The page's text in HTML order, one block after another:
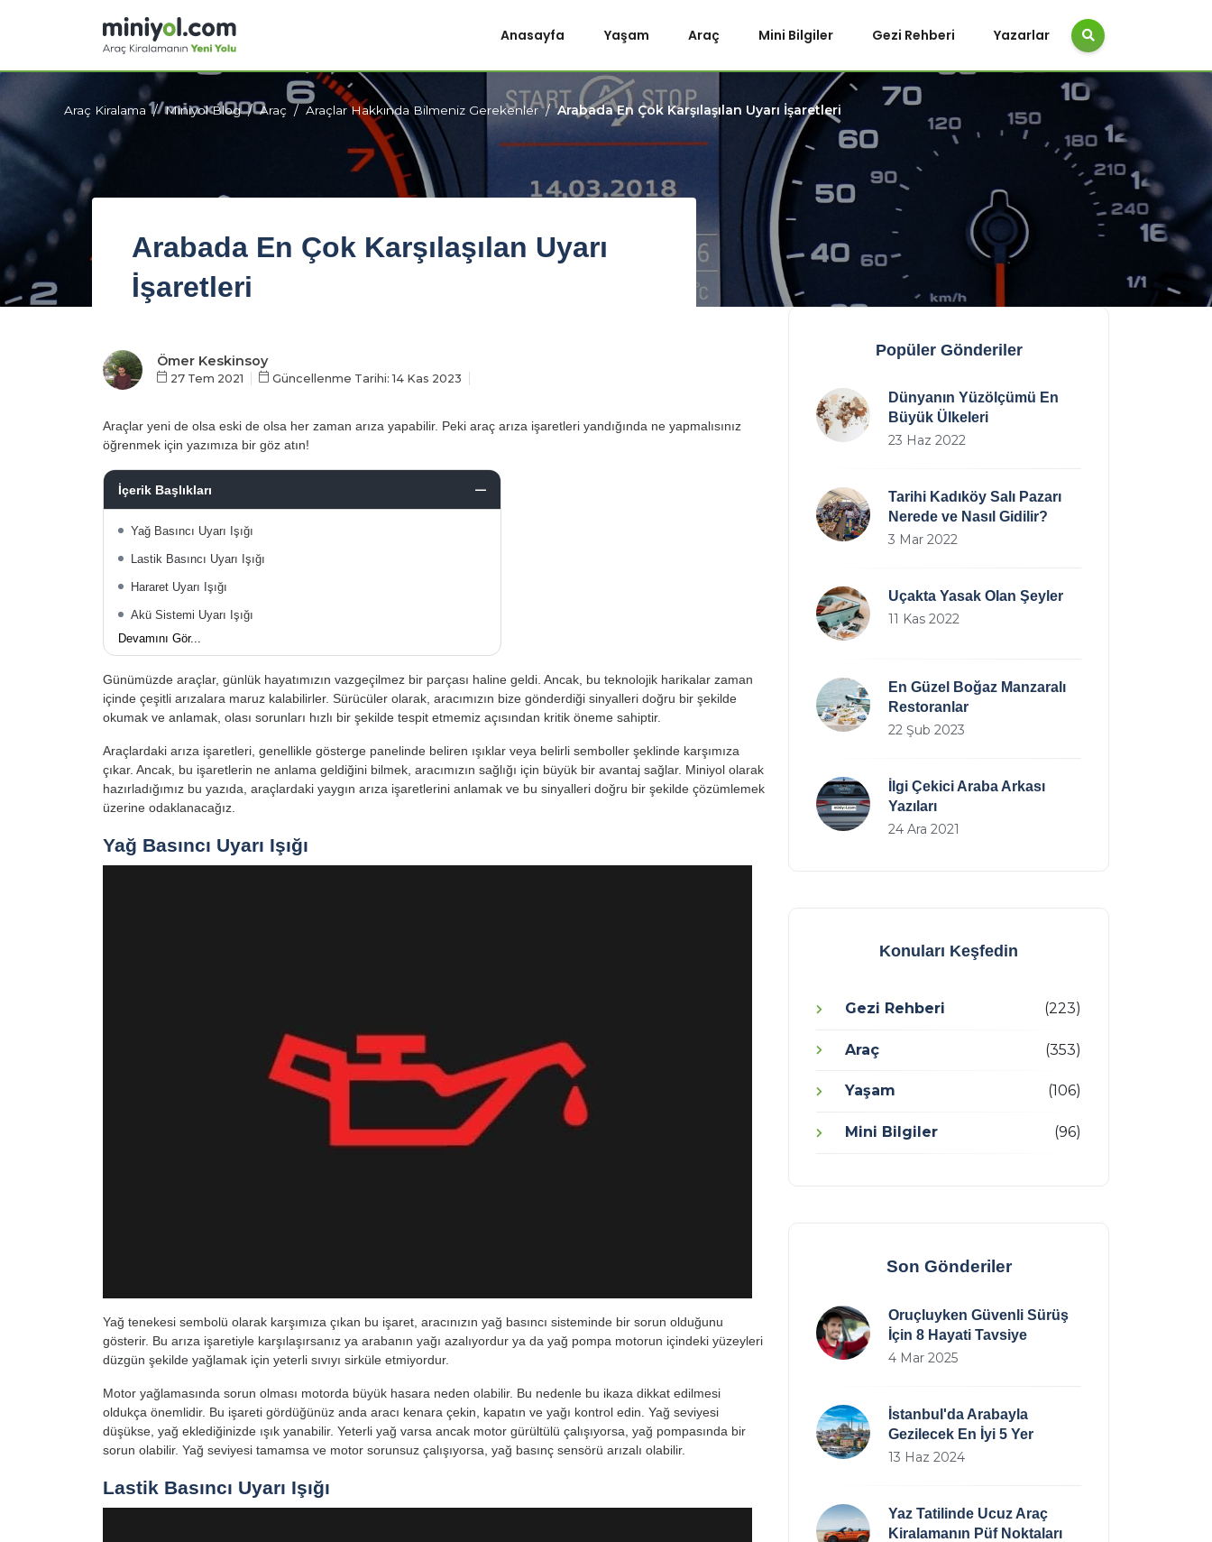
Anasayfa Yaşam Araç Mini Bilgiler Gezi Rehberi Yazarlar
Araç Kiralama Miniyol Blog Araç Araçlar Hakkında Bilmeniz Gerekenler Arabada En Çok Karşılaşılan Uyarı İşaretleri
Arabada En Çok Karşılaşılan Uyarı
İşaretleri
Ömer Keskinsoy
27 Tem 2021 Güncellenme Tarihi: 14 Kas 2023
Araçlar yeni de olsa eski de olsa her zaman arıza yapabilir. Peki araç arıza işaretleri yandığında ne yapmalısınız
öğrenmek için yazımıza bir göz atın!
İçerik Başlıkları
Yağ Basıncı Uyarı Işığı
Lastik Basıncı Uyarı Işığı
Hararet Uyarı Işığı
Akü Sistemi Uyarı Işığı
Devamını Gör...
Günümüzde araçlar, günlük hayatımızın vazgeçilmez bir parçası haline geldi. Ancak, bu teknolojik harikalar zaman
içinde çeşitli arızalara maruz kalabilirler. Sürücüler olarak, aracımızın bize gönderdiği sinyalleri doğru bir şekilde
okumak ve anlamak, olası sorunları hızlı bir şekilde tespit etmemiz açısından kritik öneme sahiptir.
Araçlardaki arıza işaretleri, genellikle gösterge panelinde beliren ışıklar veya belirli semboller şeklinde karşımıza
çıkar. Ancak, bu işaretlerin ne anlama geldiğini bilmek, aracımızın sağlığı için büyük bir avantaj sağlar. Miniyol olarak
hazırladığımız bu yazıda, araçlardaki yaygın arıza işaretlerini anlamak ve bu sinyalleri doğru bir şekilde çözümlemek
üzerine odaklanacağız.
Yağ Basıncı Uyarı Işığı
Yağ tenekesi sembolü olarak karşımıza çıkan bu işaret, aracınızın yağ basıncı sisteminde bir sorun olduğunu
gösterir. Bu arıza işaretiyle karşılaşırsanız ya arabanın yağı azalıyordur ya da yağ pompa motorun içindeki yüzeyleri
düzgün şekilde yağlamak için yeterli sıvıyı sirküle etmiyordur.
Motor yağlamasında sorun olması motorda büyük hasara neden olabilir. Bu nedenle bu ikaza dikkat edilmesi
oldukça önemlidir. Bu işareti gördüğünüz anda aracı kenara çekin, kapatın ve yağı kontrol edin. Yağ seviyesi
düşükse, yağ eklediğinizde ışık yanabilir. Yeterli yağ varsa ancak motor gürültülü çalışıyorsa, yağ pompasında bir
sorun olabilir. Yağ seviyesi tamamsa ve motor sorunsuz çalışıyorsa, yağ basınç sensörü arızalı olabilir.
Lastik Basıncı Uyarı Işığı
Popüler Gönderiler
Dünyanın Yüzölçümü En
Büyük Ülkeleri
23 Haz 2022
Tarihi Kadıköy Salı Pazarı
Nerede ve Nasıl Gidilir?
3 Mar 2022
Uçakta Yasak Olan Şeyler
11 Kas 2022
En Güzel Boğaz Manzaralı
Restoranlar
22 Şub 2023
İlgi Çekici Araba Arkası
Yazıları
24 Ara 2021
Konuları Keşfedin
Gezi Rehberi (223)
Araç (353)
Yaşam (106)
Mini Bilgiler (96)
Son Gönderiler
Oruçluyken Güvenli Sürüş
İçin 8 Hayati Tavsiye
4 Mar 2025
İstanbul'da Arabayla
Gezilecek En İyi 5 Yer
13 Haz 2024
Yaz Tatilinde Ucuz Araç
Kiralamanın Püf Noktaları